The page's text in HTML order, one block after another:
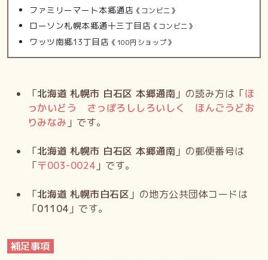
ファミリーマート本郷通店 《コンビニ》
ローソン札幌本郷通十三丁目店 《コンビニ》
ワッツ南郷13丁目店 《100円ショップ》
「北海道 札幌市 白石区 本郷通南 」の読み方は「ほ
っかいどう さっぽろししろいしく ほんごうどお
りみなみ 」です。
「北海道 札幌市 白石区 本郷通南 」の郵便番号は
「〒003-0024 」です。
「北海道 札幌市白石区 」の地方公共団体コードは
「01104 」です。
補足事項